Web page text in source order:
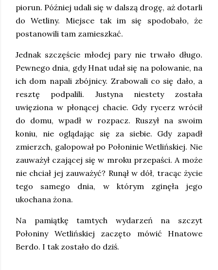
piorun. Później udali się w dalszą drogę, aż dotarli
do Wetliny. Miejsce tak im się spodobało, że
postanowili tam zamieszkać.
Jednak szczęście młodej pary nie trwało długo.
Pewnego dnia, gdy Hnat udał się na polowanie, na
ich dom napali zbójnicy. Zrabowali co się dało, a
resztę podpalili. Justyna niestety została
uwięziona w płonącej chacie. Gdy rycerz wrócił
do domu, wpadł w rozpacz. Ruszył na swoim
koniu, nie oglądając się za siebie. Gdy zapadł
zmierzch, galopował po Połoninie Wetlińskiej. Nie
zauważył czającej się w mroku przepaści. A może
nie chciał jej zauważyć? Runął w dół, tracąc życie
tego samego dnia, w którym zginęła jego
ukochana żona.
Na pamiątkę tamtych wydarzeń na szczyt
Połoniny Wetlińskiej zaczęto mówić Hnatowe
Berdo. I tak zostało do dziś.